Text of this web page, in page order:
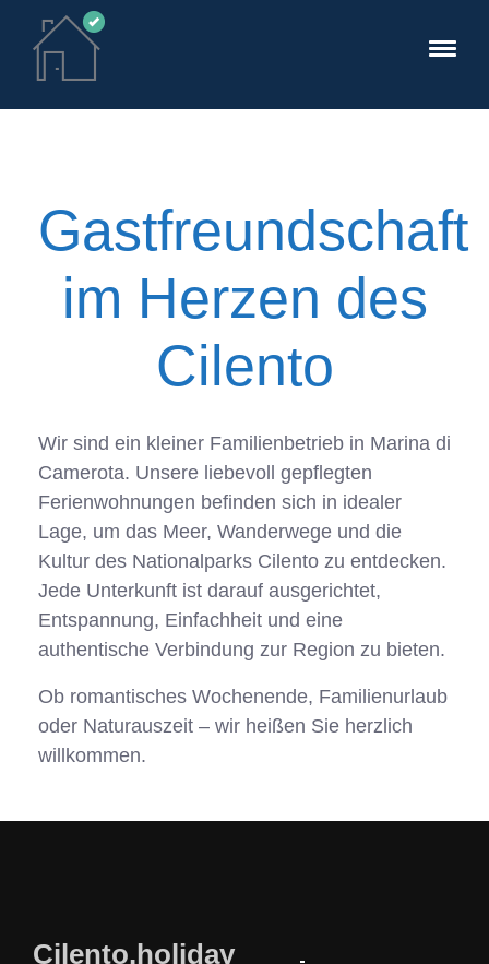
Gastfreundschaft
im Herzen des
Cilento
Wir sind ein kleiner Familienbetrieb in Marina di
Camerota. Unsere liebevoll gepflegten
Ferienwohnungen befinden sich in idealer
Lage, um das Meer, Wanderwege und die
Kultur des Nationalparks Cilento zu entdecken.
Jede Unterkunft ist darauf ausgerichtet,
Entspannung, Einfachheit und eine
authentische Verbindung zur Region zu bieten.
Ob romantisches Wochenende, Familienurlaub
oder Naturauszeit – wir heißen Sie herzlich
willkommen.
Cilento.holiday